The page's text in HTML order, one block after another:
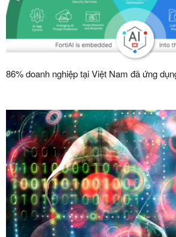
86% doanh nghiệp tại Việt Nam đã ứng